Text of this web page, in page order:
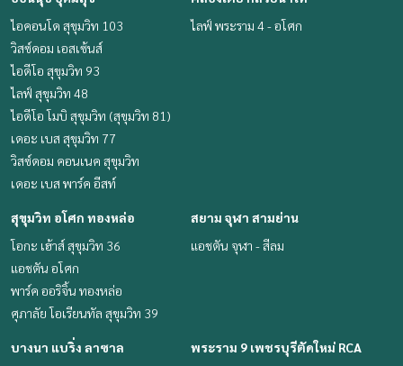
ไอคอนโด สุขุมวิท 103
วิสซ์ดอม เอสเซ้นส์
ไอดีโอ สุขุมวิท 93
ไลฟ์ สุขุมวิท 48
ไอดีโอ โมบิ สุขุมวิท (สุขุมวิท 81)
เดอะ เบส สุขุมวิท 77
วิสซ์ดอม คอนเนค สุขุมวิท
เดอะ เบส พาร์ค อีสท์
ไลฟ์ พระราม 4 - อโศก
สุขุมวิท อโศก ทองหล่อ
โอกะ เฮ้าส์ สุขุมวิท 36
แอชตัน อโศก
พาร์ค ออริจิ้น ทองหล่อ
ศุภาลัย โอเรียนทัล สุขุมวิท 39
สยาม จุฬา สามย่าน
แอชตัน จุฬา - สีลม
บางนา แบริ่ง ลาซาล พระราม 9 เพชรบุรีตัดใหม่ RCA